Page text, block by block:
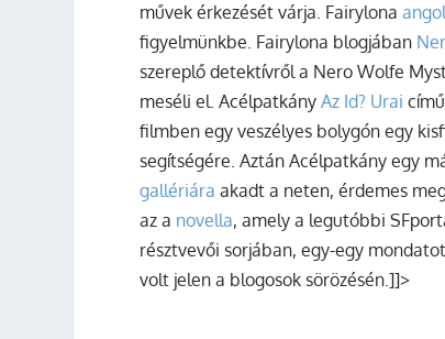
művek érkezését várja. Fairylona
figyelmünkbe. Fairylona blogjában
szereplő detektívről a Nero Wolfe
meséli el. AcélpatkányAz Id? Urai
filmben egy veszélyes bolygón egy
segítségére. Aztán Acélpatkány egy
gallériára akadt a neten, érdemes
az a novella, amely a legutóbbi
résztvevői sorjában, egy-egy
volt jelen a blogosok sörözésén.]]>